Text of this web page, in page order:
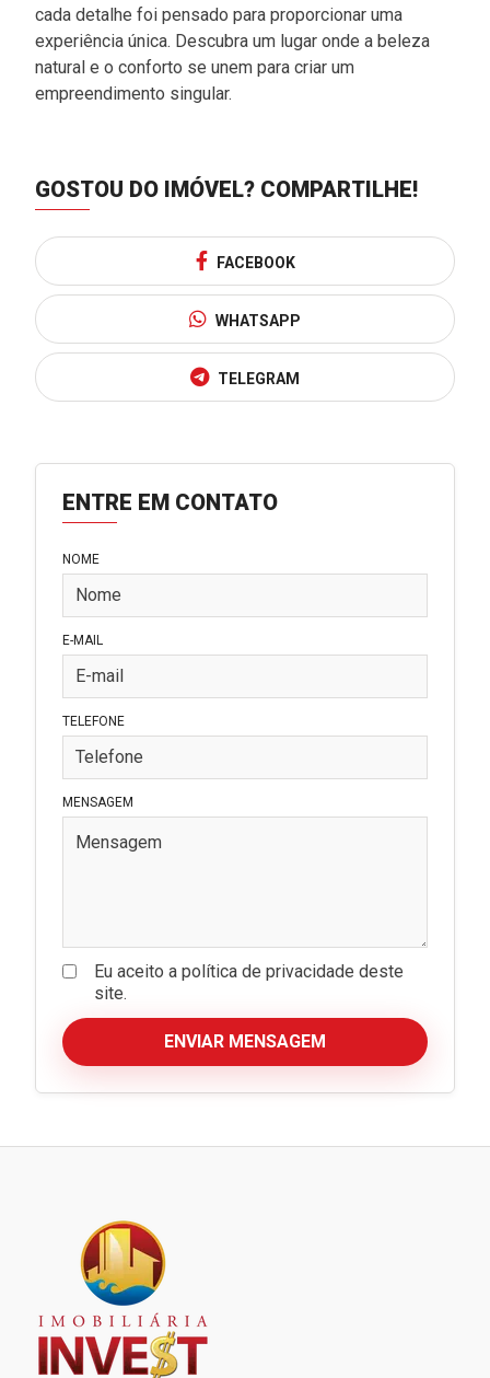
ENTRE EM CONTATO
NOME
E-MAIL
TELEFONE
MENSAGEM
Eu aceito a política de privacidade deste
site.
ENVIAR MENSAGEM
cada detalhe foi pensado para proporcionar uma
experiência única. Descubra um lugar onde a beleza
natural e o conforto se unem para criar um
empreendimento singular.
GOSTOU DO IMÓVEL? COMPARTILHE!
FACEBOOK
WHATSAPP
TELEGRAM